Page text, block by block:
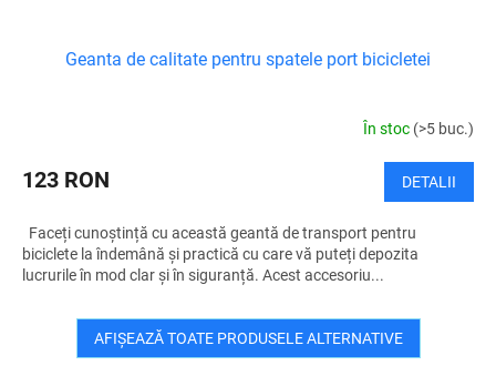
Geanta de calitate pentru spatele port bicicletei
În stoc (>5 buc.)
123 RON DETALII
Faceți cunoștință cu această geantă de transport pentru
biciclete la îndemână și practică cu care vă puteți depozita
lucrurile în mod clar și în siguranță. Acest accesoriu...
AFIŞEAZĂ TOATE PRODUSELE ALTERNATIVE